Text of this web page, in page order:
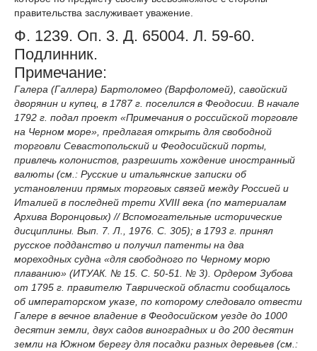
правительства заслуживает уважение.
Ф. 1239. Оп. 3. Д. 65004. Л. 59-60.
Подлинник.
Примечание:
Галера (Галлера) Бартоломео (Варфоломей), савойский
дворянин и купец, в 1787 г. поселился в Феодосии. В начале
1792 г. подал проект «Примечания о российской торговле
на Черном море», предлагая открыть для свободной
торговли Севастопольский и Феодосийский порты,
привлечь колонистов, разрешить хождение иностранный
валюты (см.: Русские и итальянские записки об
установлении прямых торговых связей между Россией и
Италией в последней трети XVIII века (по материалам
Архива Воронцовых) // Вспомогательные исторические
дисциплины. Вып. 7. Л., 1976. С. 305); в 1793 г. принял
русское подданство и получил патенты на два
мореходных судна «для свободного по Черному морю
плаванию» (ИТУАК. № 15. С. 50-51. № 3). Ордером Зубова
от 1795 г. правителю Таврической области сообщалось
об императорском указе, по которому следовало отвести
Галере в вечное владение в Феодосийском уезде до 1000
десятин земли, двух садов виноградных и до 200 десятин
земли на Южном берегу для посадки разных деревьев (см.: